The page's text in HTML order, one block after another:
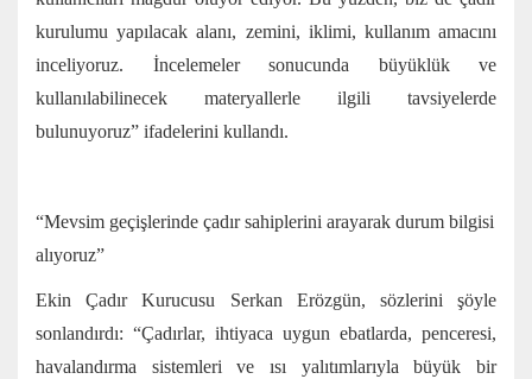
kurulumu yapılacak alanı, zemini, iklimi, kullanım amacını
inceliyoruz. İncelemeler sonucunda büyüklük ve
kullanılabilinecek materyallerle ilgili tavsiyelerde
bulunuyoruz” ifadelerini kullandı.
“Mevsim geçişlerinde çadır sahiplerini arayarak durum bilgisi
alıyoruz”
Ekin Çadır Kurucusu Serkan Erözgün, sözlerini şöyle
sonlandırdı: “Çadırlar, ihtiyaca uygun ebatlarda, penceresi,
havalandırma sistemleri ve ısı yalıtımlarıyla büyük bir